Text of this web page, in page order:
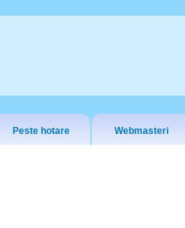
Peste hotare Webmasteri